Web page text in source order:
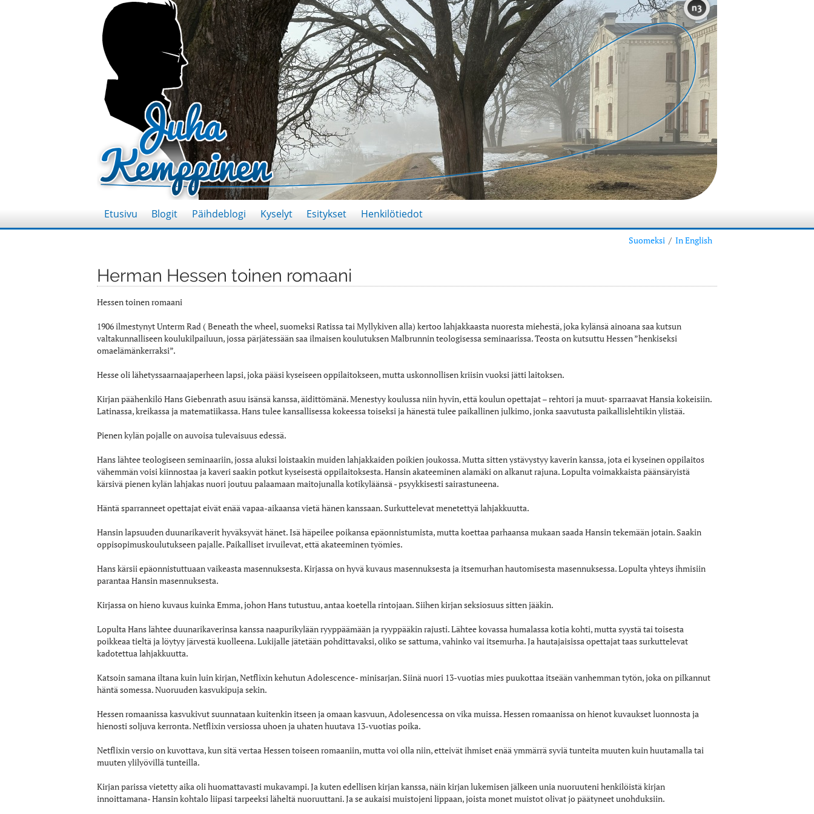
n3
Etusivu Blogit Päihdeblogi Kyselyt Esitykset Henkilötiedot
Suomeksi / In English
Herman Hessen toinen romaani
Hessen toinen romaani
1906 ilmestynyt Unterm Rad ( Beneath the wheel, suomeksi Ratissa tai Myllykiven alla) kertoo lahjakkaasta nuoresta miehestä, joka kylänsä ainoana saa kutsun
valtakunnalliseen koulukilpailuun, jossa pärjätessään saa ilmaisen koulutuksen Malbrunnin teologisessa seminaarissa. Teosta on kutsuttu Hessen ”henkiseksi
omaelämänkerraksi”.
Hesse oli lähetyssaarnaajaperheen lapsi, joka pääsi kyseiseen oppilaitokseen, mutta uskonnollisen kriisin vuoksi jätti laitoksen.
Kirjan päähenkilö Hans Giebenrath asuu isänsä kanssa, äidittömänä. Menestyy koulussa niin hyvin, että koulun opettajat – rehtori ja muut- sparraavat Hansia kokeisiin.
Latinassa, kreikassa ja matematiikassa. Hans tulee kansallisessa kokeessa toiseksi ja hänestä tulee paikallinen julkimo, jonka saavutusta paikallislehtikin ylistää.
Pienen kylän pojalle on auvoisa tulevaisuus edessä.
Hans lähtee teologiseen seminaariin, jossa aluksi loistaakin muiden lahjakkaiden poikien joukossa. Mutta sitten ystävystyy kaverin kanssa, jota ei kyseinen oppilaitos
vähemmän voisi kiinnostaa ja kaveri saakin potkut kyseisestä oppilaitoksesta. Hansin akateeminen alamäki on alkanut rajuna. Lopulta voimakkaista päänsäryistä
kärsivä pienen kylän lahjakas nuori joutuu palaamaan maitojunalla kotikyläänsä - psyykkisesti sairastuneena.
Häntä sparranneet opettajat eivät enää vapaa-aikaansa vietä hänen kanssaan. Surkuttelevat menetettyä lahjakkuutta.
Hansin lapsuuden duunarikaverit hyväksyvät hänet. Isä häpeilee poikansa epäonnistumista, mutta koettaa parhaansa mukaan saada Hansin tekemään jotain. Saakin
oppisopimuskoulutukseen pajalle. Paikalliset irvuilevat, että akateeminen työmies.
Hans kärsii epäonnistuttuaan vaikeasta masennuksesta. Kirjassa on hyvä kuvaus masennuksesta ja itsemurhan hautomisesta masennuksessa. Lopulta yhteys ihmisiin
parantaa Hansin masennuksesta.
Kirjassa on hieno kuvaus kuinka Emma, johon Hans tutustuu, antaa koetella rintojaan. Siihen kirjan seksiosuus sitten jääkin.
Lopulta Hans lähtee duunarikaverinsa kanssa naapurikylään ryyppäämään ja ryyppääkin rajusti. Lähtee kovassa humalassa kotia kohti, mutta syystä tai toisesta
poikkeaa tieltä ja löytyy järvestä kuolleena. Lukijalle jätetään pohdittavaksi, oliko se sattuma, vahinko vai itsemurha. Ja hautajaisissa opettajat taas surkuttelevat
kadotettua lahjakkuutta.
Katsoin samana iltana kuin luin kirjan, Netflixin kehutun Adolescence- minisarjan. Siinä nuori 13-vuotias mies puukottaa itseään vanhemman tytön, joka on pilkannut
häntä somessa. Nuoruuden kasvukipuja sekin.
Hessen romaanissa kasvukivut suunnataan kuitenkin itseen ja omaan kasvuun, Adolesencessa on vika muissa. Hessen romaanissa on hienot kuvaukset luonnosta ja
hienosti soljuva kerronta. Netflixin versiossa uhoen ja uhaten huutava 13-vuotias poika.
Netflixin versio on kuvottava, kun sitä vertaa Hessen toiseen romaaniin, mutta voi olla niin, etteivät ihmiset enää ymmärrä syviä tunteita muuten kuin huutamalla tai
muuten ylilyövillä tunteilla.
Kirjan parissa vietetty aika oli huomattavasti mukavampi. Ja kuten edellisen kirjan kanssa, näin kirjan lukemisen jälkeen unia nuoruuteni henkilöistä kirjan
innoittamana- Hansin kohtalo liipasi tarpeeksi läheltä nuoruuttani. Ja se aukaisi muistojeni lippaan, joista monet muistot olivat jo päätyneet unohduksiin.